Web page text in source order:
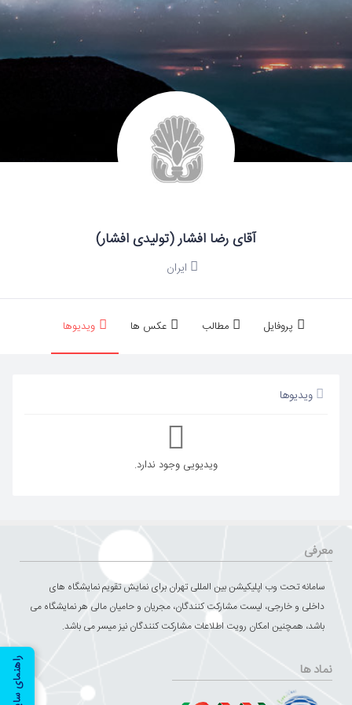
راهنمای سایت
آقای رضا افشار (تولیدی افشار)
ایران
پروفایل مطالب عکس ها ویدیوها
ویدیوها
ویدیویی وجود ندارد.
معرفی
سامانه تحت وب اپلیکیشن بین المللی تهران برای نمایش تقویم نمایشگاه های
داخلی و خارجی، لیست مشارکت کنندگان، مجریان و حامیان مالی هر نمایشگاه می
باشد، همچنین امکان رویت اطلاعات مشارکت کنندگان نیز میسر می باشد.
نماد ها